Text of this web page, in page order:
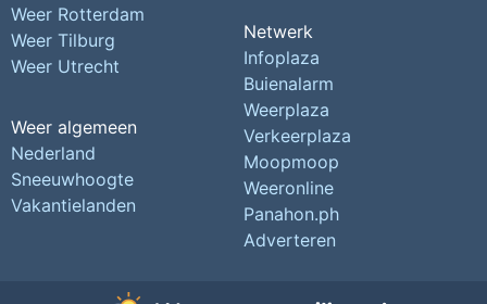
Weer Rotterdam
Weer Tilburg
Weer Utrecht
Weer algemeen
Nederland
Sneeuwhoogte
Vakantielanden
Netwerk
Infoplaza
Buienalarm
Weerplaza
Verkeerplaza
Moopmoop
Weeronline
Panahon.ph
Adverteren